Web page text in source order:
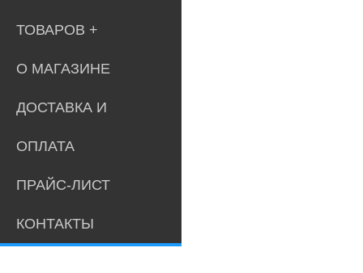
ТОВАРОВ
О МАГАЗИНЕ
ДОСТАВКА И
ОПЛАТА
ПРАЙС-ЛИСТ
КОНТАКТЫ